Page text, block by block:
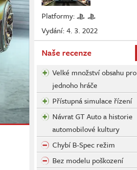
Platformy:
Vydání: 4. 3. 2022
Naše recenze
Velké množství obsahu pro
jednoho hráče
Přístupná simulace řízení
Návrat GT Auto a historie
automobilové kultury
Chybí B-Spec režim
Bez modelu poškození